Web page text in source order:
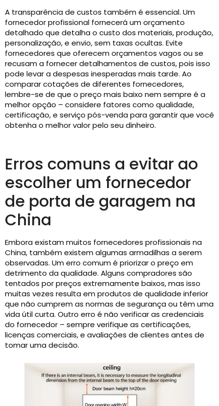
A transparência de custos também é essencial. Um
fornecedor profissional fornecerá um orçamento
detalhado que detalha o custo dos materiais, produção,
personalização, e envio, sem taxas ocultas. Evite
fornecedores que oferecem orçamentos vagos ou se
recusam a fornecer detalhamentos de custos, pois isso
pode levar a despesas inesperadas mais tarde. Ao
comparar cotações de diferentes fornecedores,
lembre-se de que o preço mais baixo nem sempre é a
melhor opção – considere fatores como qualidade,
certificação, e serviço pós-venda para garantir que você
obtenha o melhor valor pelo seu dinheiro.
Erros comuns a evitar ao
escolher um fornecedor
de porta de garagem na
China
Embora existam muitos fornecedores profissionais na
China, também existem algumas armadilhas a serem
observadas. Um erro comum é priorizar o preço em
detrimento da qualidade. Alguns compradores são
tentados por preços extremamente baixos, mas isso
muitas vezes resulta em produtos de qualidade inferior
que não cumprem as normas de segurança ou têm uma
vida útil curta. Outro erro é não verificar as credenciais
do fornecedor – sempre verifique as certificações,
licenças comerciais, e avaliações de clientes antes de
tomar uma decisão.